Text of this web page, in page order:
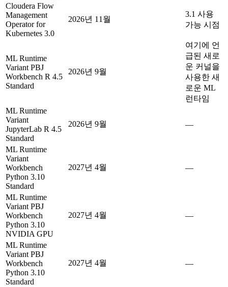
Cloudera Flow
Management
Operator for
Kubernetes 3.0
2026년 11월
3.1 사용
가능 시점
ML Runtime
Variant PBJ
Workbench R 4.5
Standard
2026년 9월
여기에 언
급된 새로
운 커널을
사용한 새
로운 ML
런타임
ML Runtime
Variant
JupyterLab R 4.5
Standard
2026년 9월 —
ML Runtime
Variant
Workbench
Python 3.10
Standard
2027년 4월 —
ML Runtime
Variant PBJ
Workbench
Python 3.10
NVIDIA GPU
2027년 4월 —
ML Runtime
Variant PBJ
Workbench
Python 3.10
Standard
2027년 4월 —